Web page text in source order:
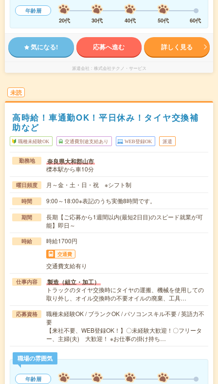
年齢層
20代
30代 40代 50代 60代
気になる! 応募へ進む 詳しく見る
派遣会社 株式会社テクノ・サービス
未読
高時給！車通勤OK！平日休み！タイヤ交換補
助など
職種未経験OK 交通費別途支給あり WEB登録OK 派遣
勤務地 奈良県大和郡山市
櫟本駅から車10分
曜日頻度 月～金・土・日・祝 ※シフト制
時間 9:00～18:00※表記のうち実働8時間です。
期間
長期【ご応募から1週間以内(最短2日目)のスピード就業が可
能】即日～
時給 時給1700円
交通費
交通費支給有り
仕事内容 製造（組立・加工）
トラックのタイヤ交換時にタイヤの運搬、機械を使用しての
取り外し、オイル交換時の不要オイルの廃棄、工具…
応募資格
職種未経験OK / ブランクOK / パソコンスキル不要 / 英語力不
要
【来社不要、WEB登録OK！】〇未経験大歓迎！〇フリータ
ー、主婦(夫) 大歓迎！ ※お仕事の掛け持ち…
職場の雰囲気
年齢層